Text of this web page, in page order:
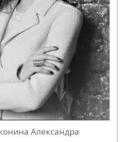
Александра